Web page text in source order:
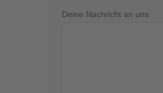
Deine Nachricht an uns